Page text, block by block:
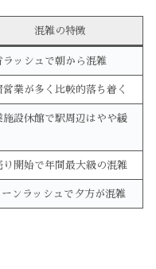
混雑の特徴
ラッシュで朝から混雑
営業が多く比較的落ち着く
施設休館で駅周辺はやや緩
り開始で年間最大級の混雑
ンラッシュで夕方が混雑